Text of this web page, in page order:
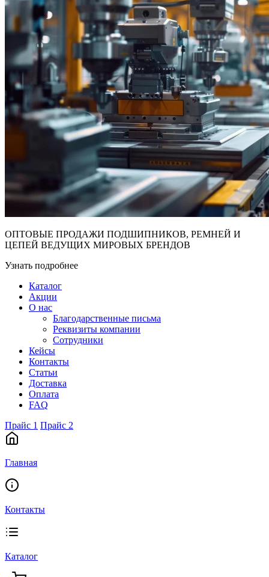
ОПТОВЫЕ ПРОДАЖИ ПОДШИПНИКОВ, РЕМНЕЙ И
ЦЕПЕЙ ВЕДУЩИХ МИРОВЫХ БРЕНДОВ
Узнать подробнее
Каталог
Акции
О нас
Благодарственные письма
Реквизиты компании
Сотрудники
Кейсы
Контакты
Статьи
Доставка
Оплата
FAQ
Прайс 1 Прайс 2
Главная
Контакты
Каталог